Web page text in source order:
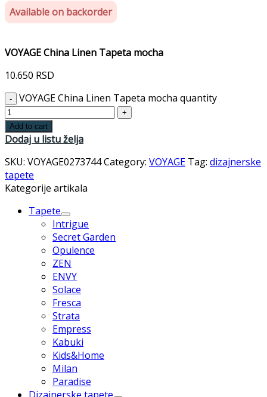
Available on backorder
VOYAGE China Linen Tapeta mocha
10.650 RSD
VOYAGE China Linen Tapeta mocha quantity
Add to cart
Dodaj u listu želja
SKU: VOYAGE0273744Category: VOYAGE Tag: dizajnerske
tapete
Kategorije artikala
Tapete
Intrigue
Secret Garden
Opulence
ZEN
ENVY
Solace
Fresca
Strata
Empress
Kabuki
Kids&Home
Milan
Paradise